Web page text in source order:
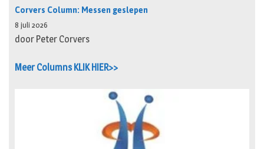
Corvers Column: Messen geslepen
8 juli 2026
door Peter Corvers
Meer Columns KLIK HIER>>